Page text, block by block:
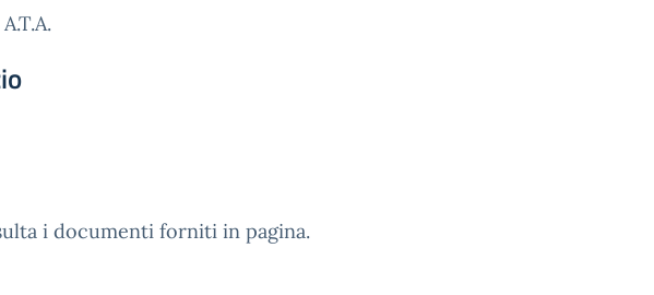
i documenti forniti in pagina.